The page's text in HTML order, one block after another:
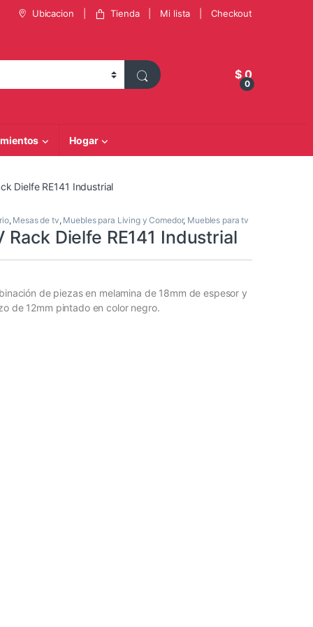
Ubicacion Tienda Mi lista Checkout
0
$0
Hogar
Dielfe RE141 Industrial
, Mesas de tv, Muebles para Living y Comedor, Muebles para tv
Rack Dielfe RE141 Industrial
de piezas en melamina de 18mm de espesor y
de 12mm pintado en color negro.